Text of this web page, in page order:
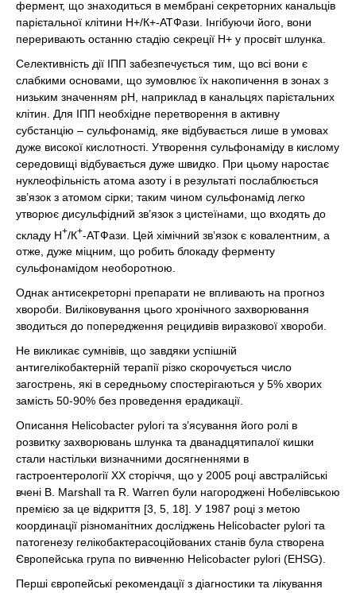
фермент, що знаходиться в мембрані секреторних канальців
парієтальної клітини Н+/К+-АТФази. Інгібуючи його, вони
переривають останню стадію секреції Н+ у просвіт шлунка.
Селективність дії ІПП забезпечується тим, що всі вони є
слабкими основами, що зумовлює їх накопичення в зонах з
низьким значенням рН, наприклад в канальцях парієтальних
клітин. Для ІПП необхідне перетворення в активну
субстанцію – сульфонамід, яке відбувається лише в умовах
дуже високої кислотності. Утворення сульфонаміду в кислому
середовищі відбувається дуже швидко. При цьому наростає
нуклеофільність атома азоту і в результаті послаблюється
зв’язок з атомом сірки; таким чином сульфонамід легко
утворює дисульфідний зв’язок з цистеїнами, що входять до
складу Н+/К+-АТФази. Цей хімічний зв’язок є ковалентним, а
отже, дуже міцним, що робить блокаду ферменту
сульфонамідом необоротною.
Однак антисекреторні препарати не впливають на прогноз
хвороби. Виліковування цього хронічного захворювання
зводиться до попередження рецидивів виразкової хвороби.
Не викликає сумнівів, що завдяки успішній
антигелікобактерній терапії різко скорочується число
загострень, які в середньому спостерігаються у 5% хворих
замість 50-90% без проведення ерадикації.
Описання Неlicobacter pylori та з’ясування його ролі в
розвитку захворювань шлунка та дванадцятипалої кишки
стали настільки визначними досягненнями в
гастроентерології ХХ сторіччя, що у 2005 році австралійські
вчені B. Marshall та R. Warren були нагороджені Нобелівською
премією за це відкриття [3, 5, 18]. У 1987 році з метою
координації різноманітних досліджень Неlicobacter pylori та
патогенезу гелікобактерасоційованих станів була створена
Європейська група по вивченню Неlicobacter pylori (EHSG).
Перші європейські рекомендації з діагностики та лікування